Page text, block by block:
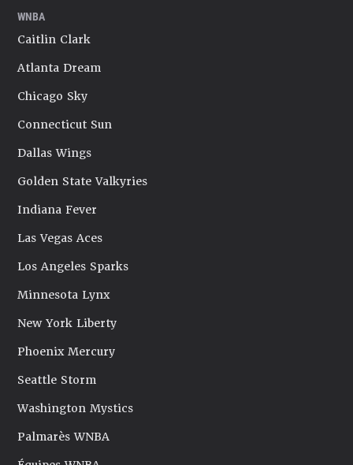
WNBA
Caitlin Clark
Atlanta Dream
Chicago Sky
Connecticut Sun
Dallas Wings
Golden State Valkyries
Indiana Fever
Las Vegas Aces
Los Angeles Sparks
Minnesota Lynx
New York Liberty
Phoenix Mercury
Seattle Storm
Washington Mystics
Palmarès WNBA